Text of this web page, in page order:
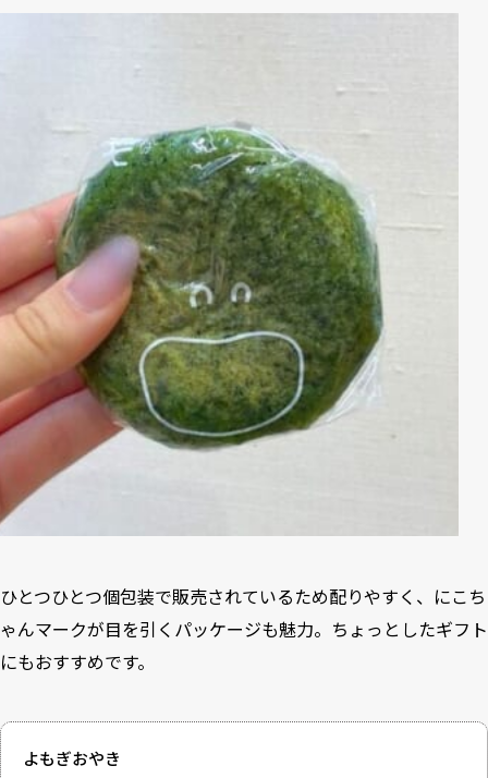
ひとつひとつ個包装で販売されているため配りやすく、にこち
ゃんマークが目を引くパッケージも魅力。ちょっとしたギフト
にもおすすめです。
よもぎおやき